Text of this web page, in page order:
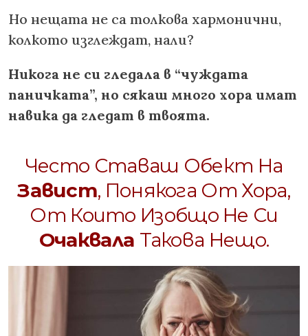
Но нещата не са толкова хармонични,
колкото изглеждат, нали?
Никога не си гледала в “чуждата
паничката”, но сякаш много хора имат
навика да гледат в твоята.
Често Ставаш Обект На
Завист, Понякога От Хора,
От Които Изобщо Не Си
Очаквала Такова Нещо.